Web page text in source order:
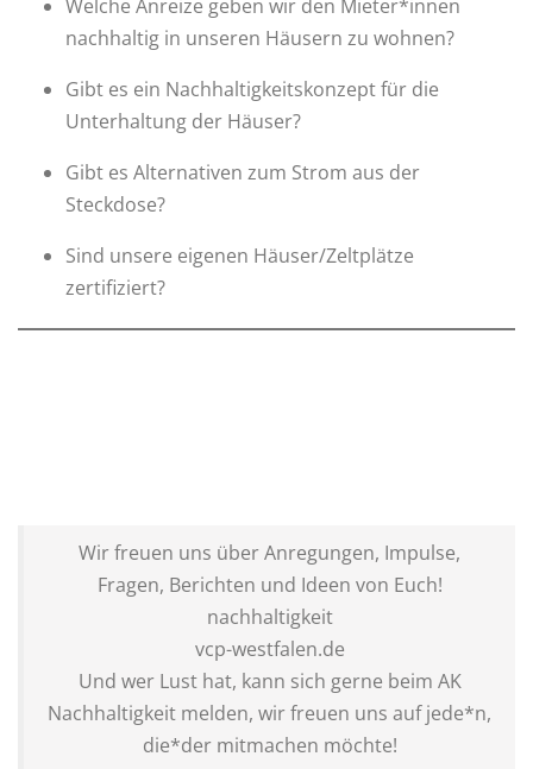
Welche Anreize geben wir den Mieter*innen
nachhaltig in unseren Häusern zu wohnen?
Gibt es ein Nachhaltigkeitskonzept für die
Unterhaltung der Häuser?
Gibt es Alternativen zum Strom aus der
Steckdose?
Sind unsere eigenen Häuser/Zeltplätze
zertifiziert?
Wir freuen uns über Anregungen, Impulse,
Fragen, Berichten und Ideen von Euch!
nachhaltigkeit
vcp-westfalen.de
Und wer Lust hat, kann sich gerne beim AK
Nachhaltigkeit melden, wir freuen uns auf jede*n,
die*der mitmachen möchte!